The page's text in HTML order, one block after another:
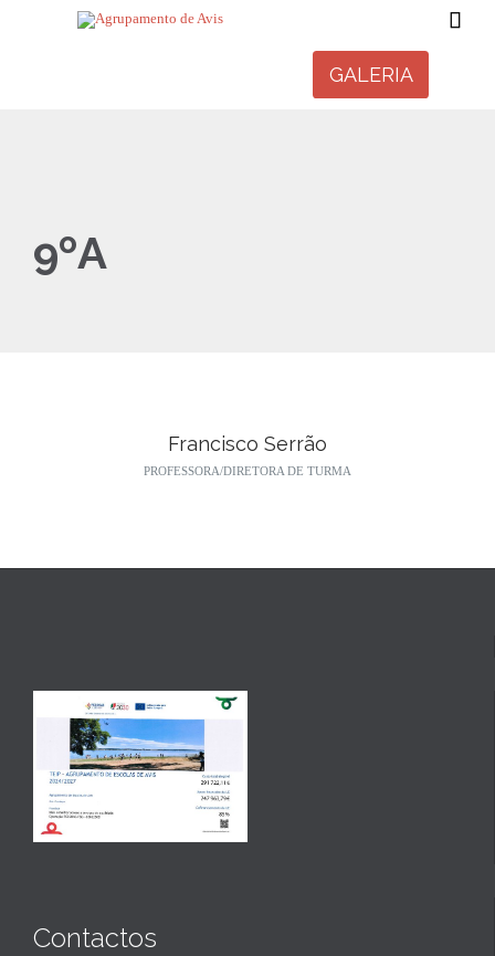

GALERIA
9ºA
Francisco Serrão
PROFESSORA/DIRETORA DE TURMA
Contactos